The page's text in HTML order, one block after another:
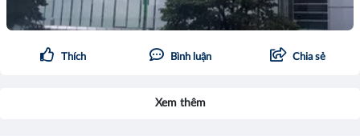
Thích Bình luận Chia sẻ
Xem thêm